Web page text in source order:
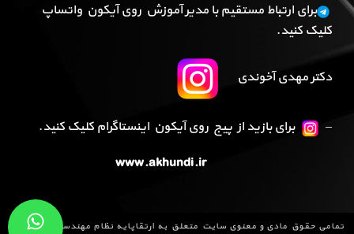
برای ارتباط مستقیم با مدیر آموزش روی آیکون واتساپ
کلیک کنید.
دکتر مهدی آخوندی
–
برای بازید از پیج روی آیکون اینستاگرام کلیک کنید.
www.akhundi.ir
تمامی حقوق مادی و معنوی سایت متعلق به ارتقاپایه نظام مهندسی
می باشد و